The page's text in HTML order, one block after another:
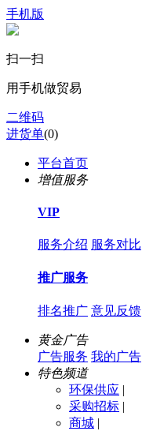
手机版
扫一扫
用手机做贸易
二维码
进货单(0)
平台首页
增值服务
VIP
服务介绍 服务对比
推广服务
排名推广 意见反馈
黄金广告
广告服务 我的广告
特色频道
环保供应 |
采购招标 |
商城 |